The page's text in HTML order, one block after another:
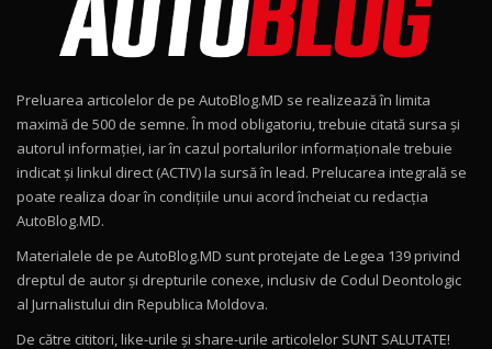
Noul Geely EX2 / Test Drive AutoBlog.MD
15:22
Mercedes-AMG E 53 HYBRID 4MATIC+ / Test
Drive AutoBlog.MD
16:27
11
Noul Volvo ES90 / Test Drive AutoBlog.MD
12
Noul MG HS / Test Drive AutoBlog.MD
16:48
Preluarea articolelor de pe AutoBlog.MD se realizează în limita
maximă de 500 de semne. În mod obligatoriu, trebuie citată sursa și
autorul informației, iar în cazul portalurilor informaționale trebuie
indicat și linkul direct (ACTIV) la sursă în lead. Prelucarea integrală se
poate realiza doar în condițiile unui acord încheiat cu redacţia
AutoBlog.MD.
Materialele de pe AutoBlog.MD sunt protejate de Legea 139 privind
dreptul de autor și drepturile conexe, inclusiv de Codul Deontologic
al Jurnalistului din Republica Moldova.
De către cititori, like-urile şi share-urile articolelor SUNT SALUTATE!